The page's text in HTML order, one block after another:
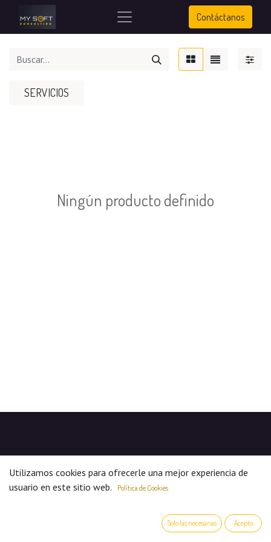
Contáctanos
SERVICIOS
Ningún producto definido
Valuation Expert 2010 S.L. ha sido beneficiaria de Fondos
Europeos cuyo objetivo es la mejora de la competitividad de
Utilizamos cookies para ofrecerle una mejor experiencia de
usuario en este sitio web.
Política de Cookies
Solo las necesarias Acepto